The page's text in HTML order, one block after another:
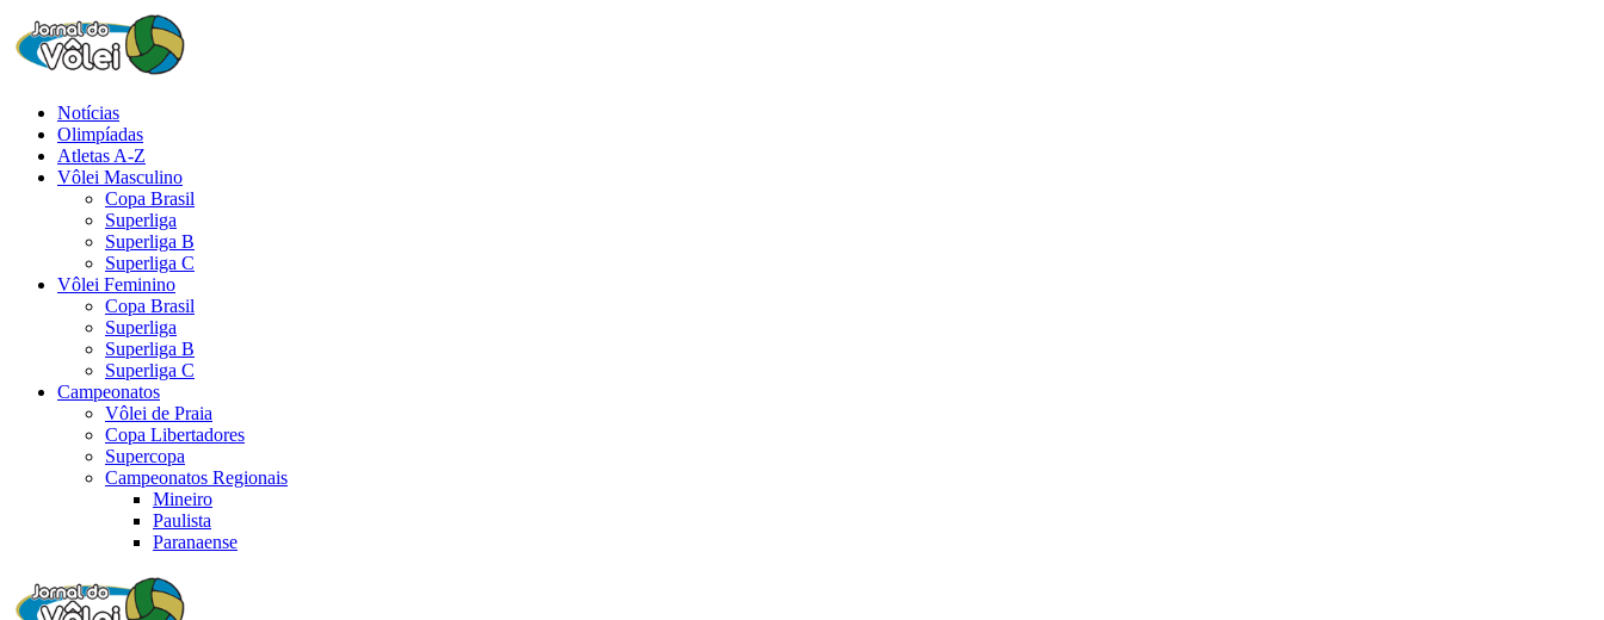
Notícias
Olimpíadas
Atletas A-Z
Vôlei Masculino
Copa Brasil
Superliga
Superliga B
Superliga C
Vôlei Feminino
Copa Brasil
Superliga
Superliga B
Superliga C
Campeonatos
Vôlei de Praia
Copa Libertadores
Supercopa
Campeonatos Regionais
Mineiro
Paulista
Paranaense